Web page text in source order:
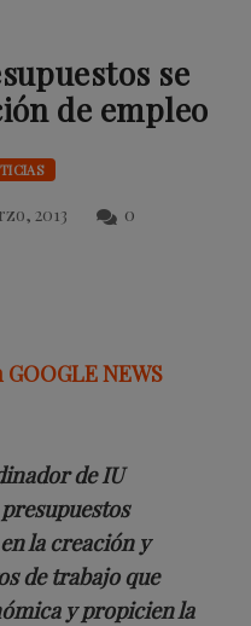
se
de empleo
2013
0
NEWS
de IU
la creación y
de trabajo que
y propicien la